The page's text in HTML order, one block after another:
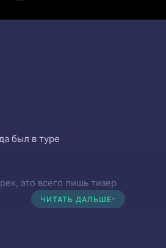
был в туре
это всего лишь тизер
ЧИТАТЬ ДАЛЬШЕ